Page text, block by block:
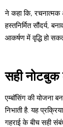
ने कहा कि, रचनात्मक
हस्तनिर्मित सौंदर्य,
आकर्षण में वृद्धि हो
सही नोटबुक
एम्बॉसिंग की योजना
निभाती है. यह
गहराई के बीच सही